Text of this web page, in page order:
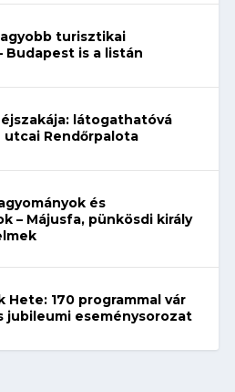
turisztikai
Budapest is a listán
látogathatóvá
utcai Rendőrpalota
és
– Májusfa, pünkösdi király
Hete: 170 programmal vár
jubileumi eseménysorozat